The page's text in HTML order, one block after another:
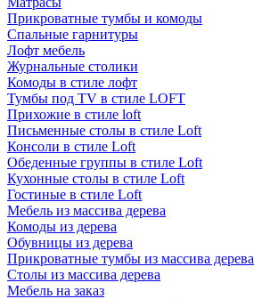
Прикроватные тумбы и комоды
Спальные гарнитуры
Лофт мебель
Журнальные столики
Комоды в стиле лофт
Тумбы под TV в стиле LOFT
Прихожие в стиле loft
Письменные столы в стиле Loft
Консоли в стиле Loft
Обеденные группы в стиле Loft
Кухонные столы в стиле Loft
Гостиные в стиле Loft
Мебель из массива дерева
Комоды из дерева
Обувницы из дерева
Прикроватные тумбы из массива дерева
Столы из массива дерева
Мебель на заказ